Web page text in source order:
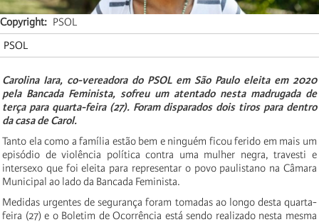
Copyright
PSOL
PSOL
Carolina Iara, co-vereadora do PSOL em São Paulo eleita em 2020
pela Bancada Feminista, sofreu um atentado nesta madrugada de
terça para quarta-feira (27). Foram disparados dois tiros para dentro
da casa de Carol.
Tanto ela como a família estão bem e ninguém ficou ferido em mais um
episódio de violência política contra uma mulher negra, travesti e
intersexo que foi eleita para representar o povo paulistano na Câmara
Municipal ao lado da Bancada Feminista.
Medidas urgentes de segurança foram tomadas ao longo desta quarta-
feira (27) e o Boletim de Ocorrência está sendo realizado nesta mesma